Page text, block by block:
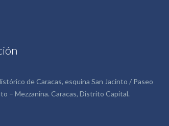
de Caracas, esquina San Jacinto / Paseo
– Mezzanina. Caracas, Distrito Capital.